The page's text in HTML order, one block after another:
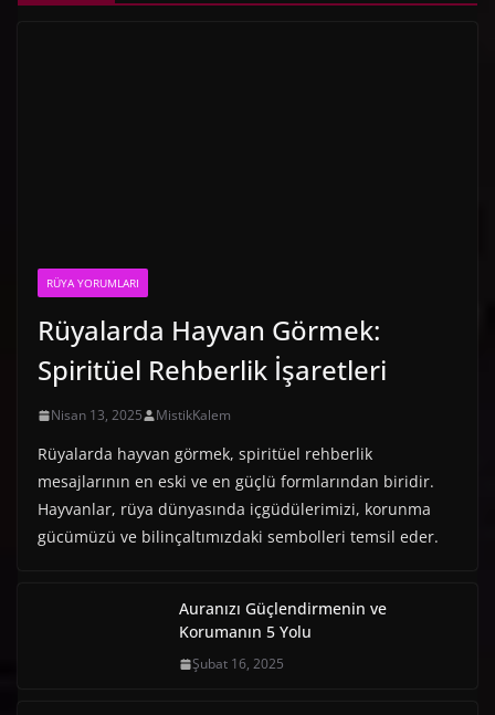
RÜYA YORUMLARI
Rüyalarda Hayvan Görmek:
Spiritüel Rehberlik İşaretleri
Nisan 13, 2025 MistikKalem
Rüyalarda hayvan görmek, spiritüel rehberlik
mesajlarının en eski ve en güçlü formlarından biridir.
Hayvanlar, rüya dünyasında içgüdülerimizi, korunma
gücümüzü ve bilinçaltımızdaki sembolleri temsil eder.
Auranızı Güçlendirmenin ve
Korumanın 5 Yolu
Şubat 16, 2025